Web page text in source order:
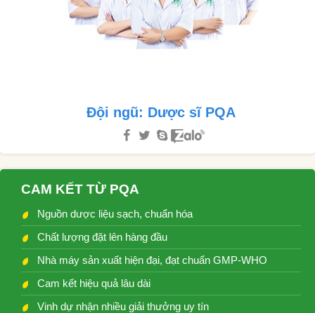
Đội ngũ: Dược sĩ PQA
CAM KẾT TỪ PQA
Nguồn dược liệu sạch, chuẩn hóa
Chất lượng đặt lên hàng đầu
Nhà máy sản xuất hiện đại, đạt chuẩn GMP-WHO
Cam kết hiệu quả lâu dài
Vinh dự nhận nhiều giải thưởng uy tín